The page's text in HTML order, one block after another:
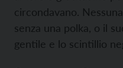
circondavano.
senza una polka, o il
gentile e lo scintillio